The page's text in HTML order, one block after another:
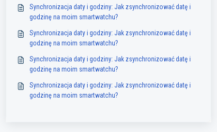
Synchronizacja daty i godziny: Jak zsynchronizować datę i
godzinę na moim smartwatchu?
Synchronizacja daty i godziny: Jak zsynchronizować datę i
godzinę na moim smartwatchu?
Synchronizacja daty i godziny: Jak zsynchronizować datę i
godzinę na moim smartwatchu?
Synchronizacja daty i godziny: Jak zsynchronizować datę i
godzinę na moim smartwatchu?